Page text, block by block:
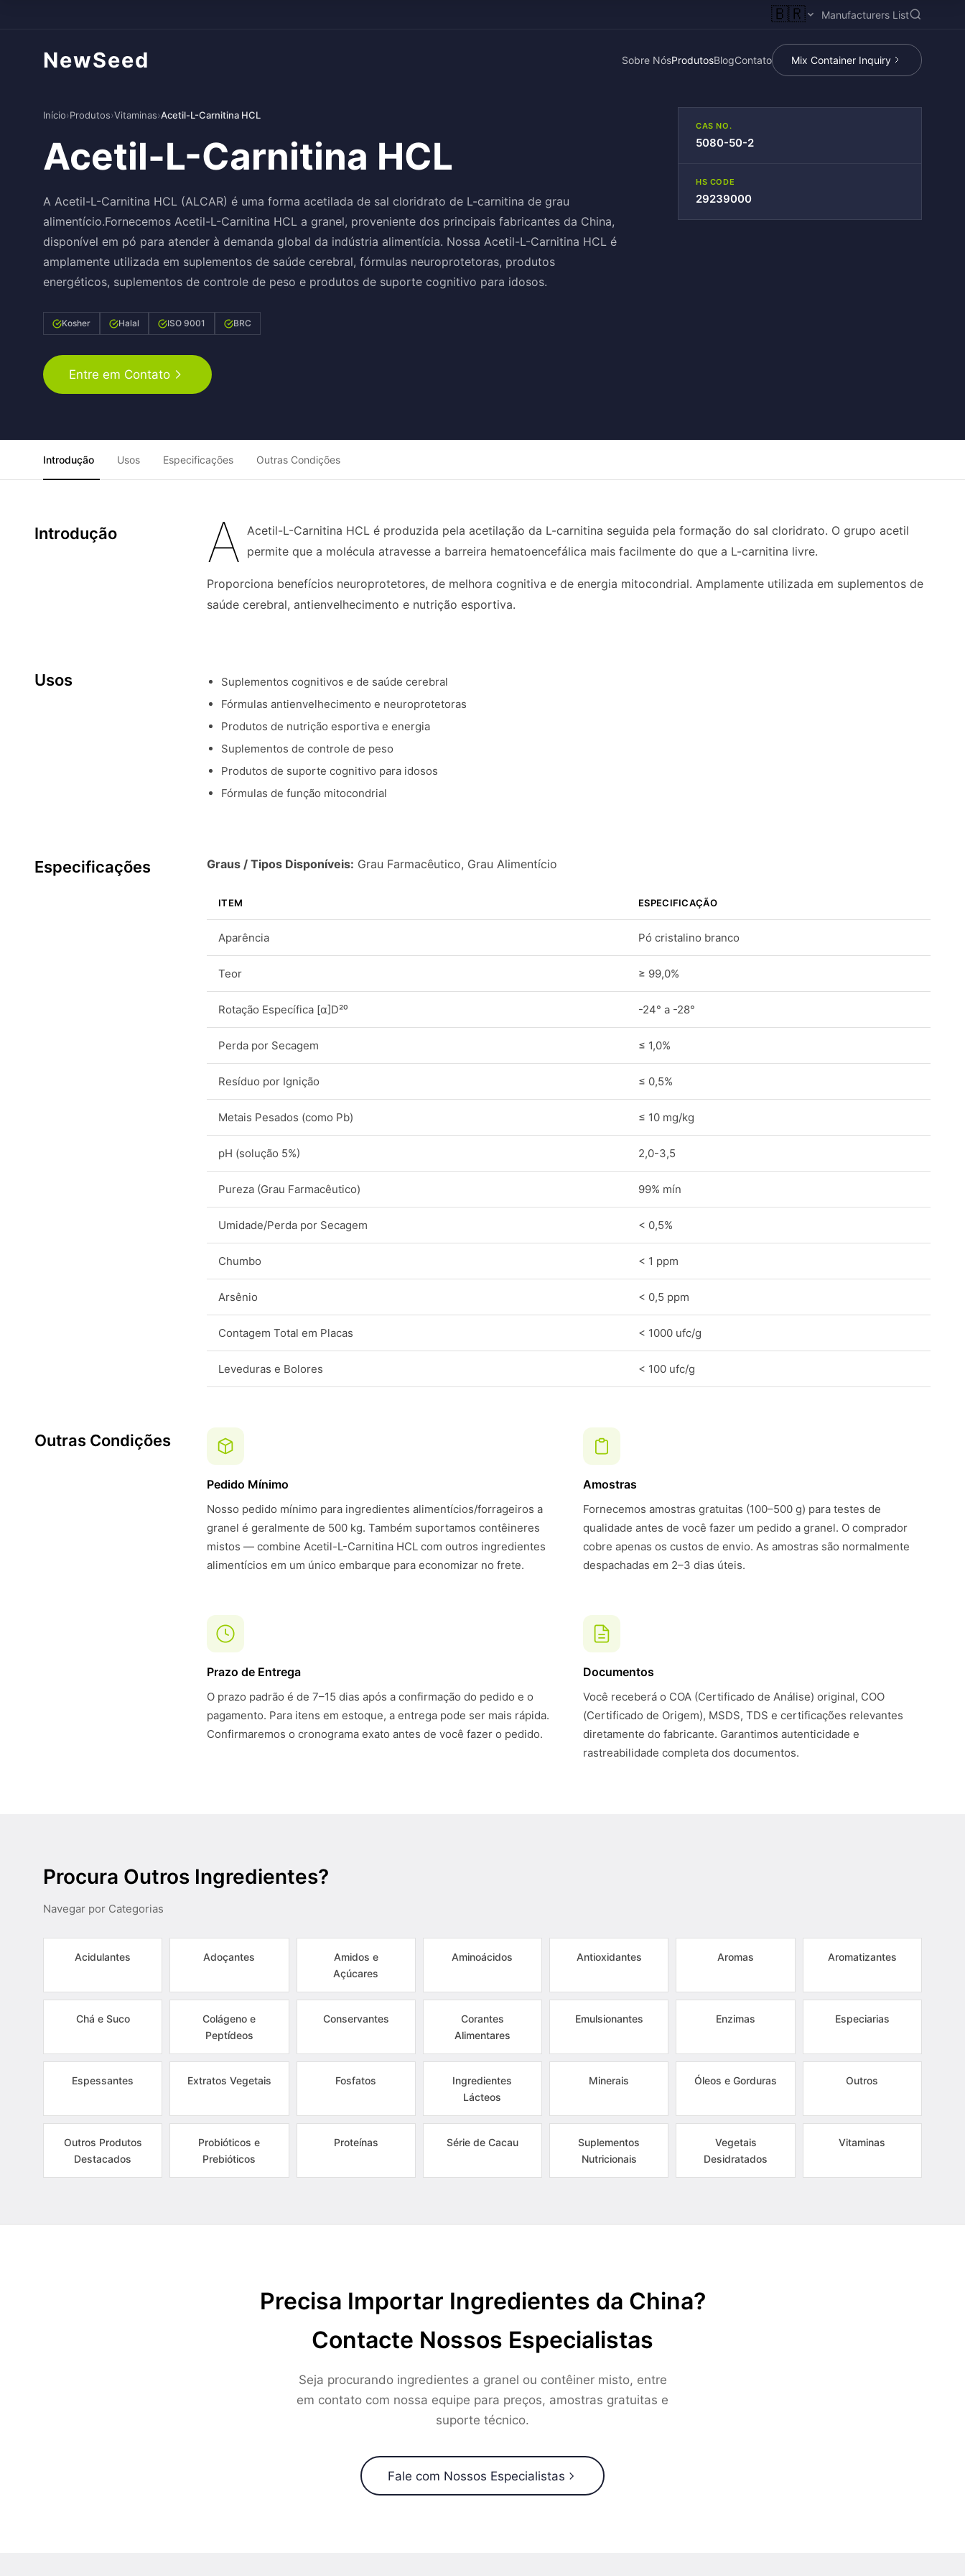
🇧🇷 Manufacturers List
NewSeed Sobre NósProdutosBlogContato Mix Container Inquiry
Início›Produtos›Vitaminas›Acetil-L-Carnitina HCL
Acetil-L-Carnitina HCL
A Acetil-L-Carnitina HCL (ALCAR) é uma forma acetilada de sal cloridrato de L-carnitina de grau
alimentício.Fornecemos Acetil-L-Carnitina HCL a granel, proveniente dos principais fabricantes da China,
disponível em pó para atender à demanda global da indústria alimentícia. Nossa Acetil-L-Carnitina HCL é
amplamente utilizada em suplementos de saúde cerebral, fórmulas neuroprotetoras, produtos
energéticos, suplementos de controle de peso e produtos de suporte cognitivo para idosos.
Kosher Halal ISO 9001 BRC
Entre em Contato
CAS NO.
5080-50-2
HS CODE
29239000
Introdução Usos Especificações Outras Condições
Introdução A Acetil-L-Carnitina HCL é produzida pela acetilação da L-carnitina seguida pela formação do sal cloridrato. O grupo acetil
permite que a molécula atravesse a barreira hematoencefálica mais facilmente do que a L-carnitina livre.
Proporciona benefícios neuroprotetores, de melhora cognitiva e de energia mitocondrial. Amplamente utilizada em suplementos de
saúde cerebral, antienvelhecimento e nutrição esportiva.
Usos
Suplementos cognitivos e de saúde cerebral
Fórmulas antienvelhecimento e neuroprotetoras
Produtos de nutrição esportiva e energia
Suplementos de controle de peso
Produtos de suporte cognitivo para idosos
Fórmulas de função mitocondrial
Especificações Graus / Tipos Disponíveis: Grau Farmacêutico, Grau Alimentício
ITEM ESPECIFICAÇÃO
Aparência Pó cristalino branco
Teor ≥ 99,0%
Rotação Específica [α]D²⁰ -24° a -28°
Perda por Secagem ≤ 1,0%
Resíduo por Ignição ≤ 0,5%
Metais Pesados (como Pb) ≤ 10 mg/kg
pH (solução 5%) 2,0-3,5
Pureza (Grau Farmacêutico) 99% mín
Umidade/Perda por Secagem < 0,5%
Chumbo < 1 ppm
Arsênio < 0,5 ppm
Contagem Total em Placas < 1000 ufc/g
Leveduras e Bolores < 100 ufc/g
Outras Condições
Pedido Mínimo
Nosso pedido mínimo para ingredientes alimentícios/forrageiros a
granel é geralmente de 500 kg. Também suportamos contêineres
mistos — combine Acetil-L-Carnitina HCL com outros ingredientes
alimentícios em um único embarque para economizar no frete.
Amostras
Fornecemos amostras gratuitas (100–500 g) para testes de
qualidade antes de você fazer um pedido a granel. O comprador
cobre apenas os custos de envio. As amostras são normalmente
despachadas em 2–3 dias úteis.
Prazo de Entrega
O prazo padrão é de 7–15 dias após a confirmação do pedido e o
pagamento. Para itens em estoque, a entrega pode ser mais rápida.
Confirmaremos o cronograma exato antes de você fazer o pedido.
Documentos
Você receberá o COA (Certificado de Análise) original, COO
(Certificado de Origem), MSDS, TDS e certificações relevantes
diretamente do fabricante. Garantimos autenticidade e
rastreabilidade completa dos documentos.
Procura Outros Ingredientes?
Navegar por Categorias
Acidulantes Adoçantes
Amidos e
Açúcares
Aminoácidos Antioxidantes Aromas Aromatizantes
Chá e Suco
Colágeno e
Peptídeos
Conservantes
Corantes
Alimentares
Emulsionantes Enzimas Especiarias
Espessantes Extratos Vegetais Fosfatos
Ingredientes
Lácteos
Minerais Óleos e Gorduras Outros
Outros Produtos
Destacados
Probióticos e
Prebióticos
Proteínas Série de Cacau
Suplementos
Nutricionais
Vegetais
Desidratados
Vitaminas
Precisa Importar Ingredientes da China?
Contacte Nossos Especialistas
Seja procurando ingredientes a granel ou contêiner misto, entre
em contato com nossa equipe para preços, amostras gratuitas e
suporte técnico.
Fale com Nossos Especialistas